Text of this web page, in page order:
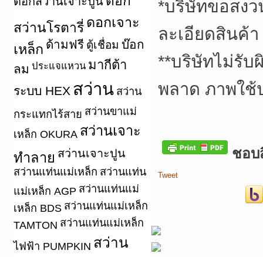
สว่านโรตารี่ ดอกเจาะ
เหล็ก ด้ามฟรี ตู้เชื่อม บ๊อก
ลม ประแจแหวน มากีต้า
ระบบ HEX สว่าน สว่าน
กระแทกไร้สาย สว่านขาแม่
เหล็ก OKURA สว่านเจาะ
ทำลาย สว่านเจาะปูน
สว่านแท่นแม่เหล็ก สว่านแท่น
แม่เหล็ก AGP สว่านแท่นแม่
เหล็ก BDS สว่านแท่นแม่เหล็ก
TAMTON สว่านแท่นแม่เหล็ก
ไฟฟ้า PUMPKIN สว่าน
*บริษัทขอสงว
ละเอียดสินค้
**บริษัทไม่รับ
พลาด ภาพใ
ชอบ
Tweet